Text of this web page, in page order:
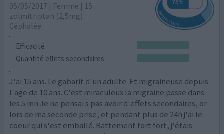
05/05/2017 | Femme | 15
zolmitriptan (2,5mg)
Céphalée
Efficacité
Quantité effets secondaires
J'ai 15 ans. Le gabarit d'un adulte. Et migraineuse depuis
l'age de 10 ans. C'est miraculeux la migraine passe dans
les 5 mn Je ne pensai s pas avoir d'effets secondaires, or
lors de ma seconde prise, et pendant plus de 24h j'ai le
coeur qui s'est emballé. Battement fort fort, j'étais